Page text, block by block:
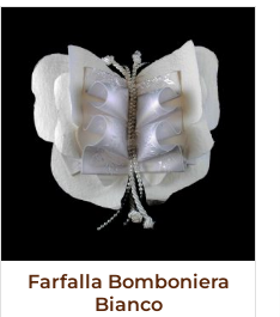
Farfalla Bomboniera
Bianco